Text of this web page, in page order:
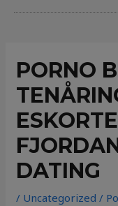
PORNO
DATING
/ Uncategorized /